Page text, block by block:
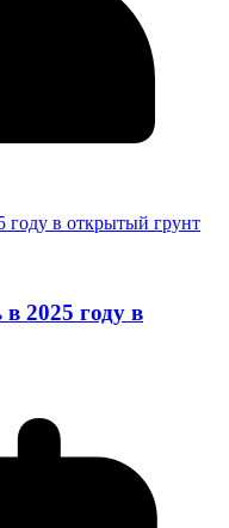
2025 году в